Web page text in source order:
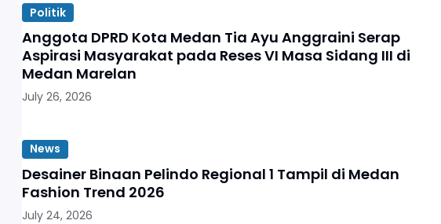
Politik
Anggota DPRD Kota Medan Tia Ayu Anggraini Serap
Aspirasi Masyarakat pada Reses VI Masa Sidang III di
Medan Marelan
July 26, 2026
News
Desainer Binaan Pelindo Regional 1 Tampil di Medan
Fashion Trend 2026
July 24, 2026